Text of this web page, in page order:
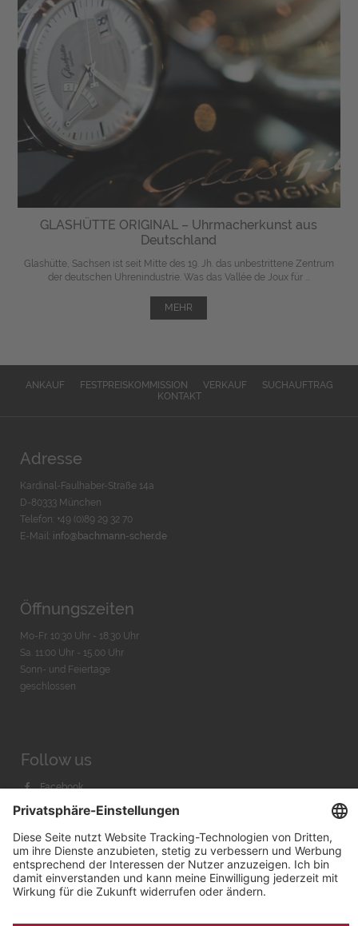
GLASHÜTTE ORIGINAL – Uhrmacherkunst aus
Deutschland
Glashütte, Sachsen ist seit Mitte des 19. Jh. das unbestrittene Zentrum
der deutschen Uhrenindustrie. Was das Vallée de Joux für ...
MEHR
ANKAUF FESTPREISKOMMISSION VERKAUF
SUCHAUFTRAG
KONTAKT
Adresse
Kardinal-Faulhaber-Straße 14a
D-80333 München
Telefon: +49 (0)89 29 32 70
E-Mail: info@bachmann-scher.de
Öffnungszeiten
Mo-Fr. 10:30 Uhr - 18:30 Uhr
Sa. 11:00 Uhr - 15.00 Uhr
Sonn- und Feiertage
geschlossen
Follow us
Facebook
Instagram
Youtube